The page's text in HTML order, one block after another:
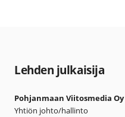
Lehden julkaisija
Pohjanmaan Viitosmedia Oy
Yhtiön johto/hallinto